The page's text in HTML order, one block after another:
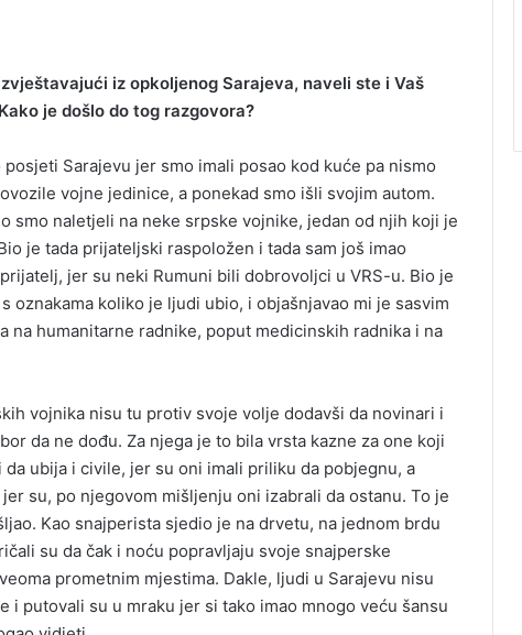
iz opkoljenog Sarajeva, naveli ste i Vaš
je došlo do tog razgovora?
Sarajevu jer smo imali posao kod kuće pa nismo
vojne jedinice, a ponekad smo išli svojim autom.
smo naletjeli na neke srpske vojnike, jedan od njih koji je
je tada prijateljski raspoložen i tada sam još imao
jer su neki Rumuni bili dobrovoljci u VRS-u. Bio je
oznakama koliko je ljudi ubio, i objašnjavao mi je sasvim
na humanitarne radnike, poput medicinskih radnika i na
vojnika nisu tu protiv svoje volje dodavši da novinari i
da ne dođu. Za njega je to bila vrsta kazne za one koji
ubija i civile, jer su oni imali priliku da pobjegnu, a
su, po njegovom mišljenju oni izabrali da ostanu. To je
Kao snajperista sjedio je na drvetu, na jednom brdu
su da čak i noću popravljaju svoje snajperske
prometnim mjestima. Dakle, ljudi u Sarajevu nisu
putovali su u mraku jer si tako imao mnogo veću šansu